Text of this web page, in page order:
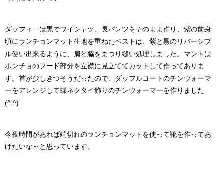
ダッフィーは黒でワイシャツ、長パンツをそのまま作り、紫の前身
頃にランチョンマット生地を重ねたベストは、紫と黒のリバーシブ
ル使い出来るように、肩と脇をまつり縫い処理しました。マントは
ポンチョのフード部分を立襟に見立ててカットして作ってありま
す。首が少しきつそうだったので、ダッフルコートのチンウォーマ
ーをアレンジして蝶ネクタイ飾りのチンウォーマーを作りました
(^.^)
今夜時間があれば端切れのランチョンマットを使って靴を作ってあ
げたいな～と思っています。